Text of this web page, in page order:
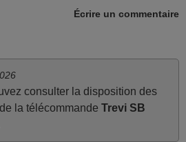
Voilà de quoi donner une
Alain,
Écrire un commentaire
consulter la disposition des
la télécommande Trevi SB